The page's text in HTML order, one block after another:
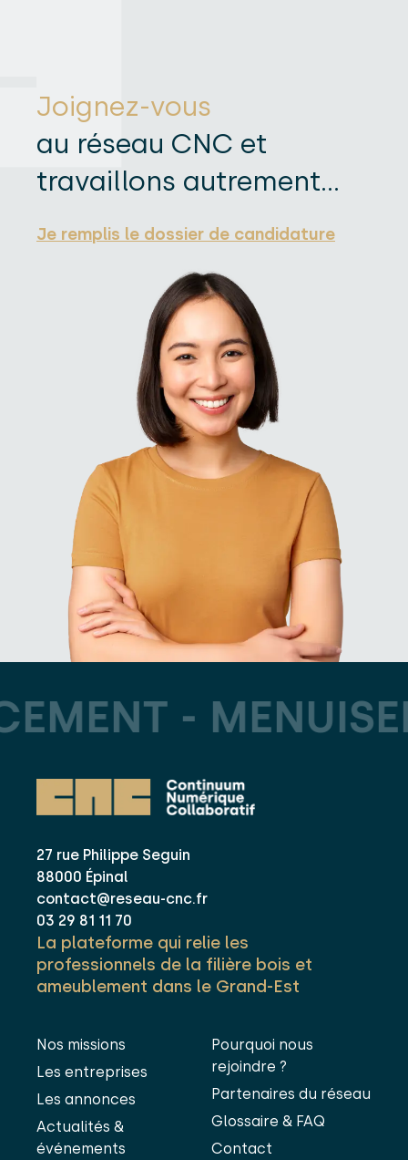
Joignez-vous
au réseau CNC et
travaillons autrement...
Je remplis le dossier de candidature
-
27 rue Philippe Seguin
88000 Épinal
contact@reseau-cnc.fr
03 29 81 11 70
La plateforme qui relie les
professionnels de la filière bois et
ameublement dans le Grand-Est
Nos missions
Les entreprises
Les annonces
Actualités &
événements
Pourquoi nous
rejoindre ?
Partenaires du réseau
Glossaire & FAQ
Contact